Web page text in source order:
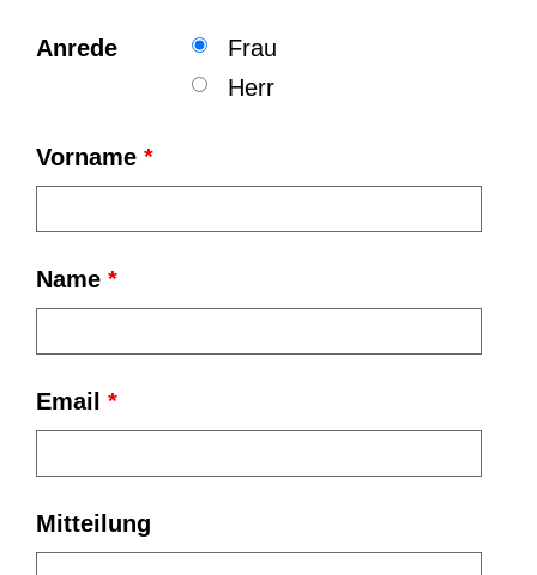
Anrede
Frau
Herr
Vorname *
Name *
Email *
Mitteilung